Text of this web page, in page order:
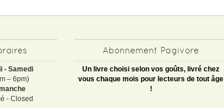
- Samedi
– 6pm)
- Closed
Abonnement Pagivore
Un livre choisi selon vos goûts, livré chez
vous chaque mois pour lecteurs de tout âge
!